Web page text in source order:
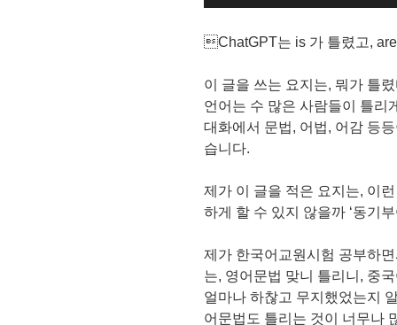
ChatGPT는 is 가 틀렸고,
이 글을 쓰는 요지는, 뭐가 틀
언어는 수 많은 사람들이 틀리
대화에서 문법, 어법, 어감 등
습니다.
제가 이 글을 적은 요지는, 이
하게 할 수 있지 않을까 ‘동기
제가 한국어교원시험 공부하
는, 영어문법 맞니 틀리니, 중
얼마나 하찮고 무지했었는지
어문법도 틀리는 것이 너무나